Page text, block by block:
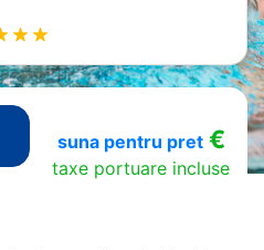
suna pentru pret€
taxe portuare incluse